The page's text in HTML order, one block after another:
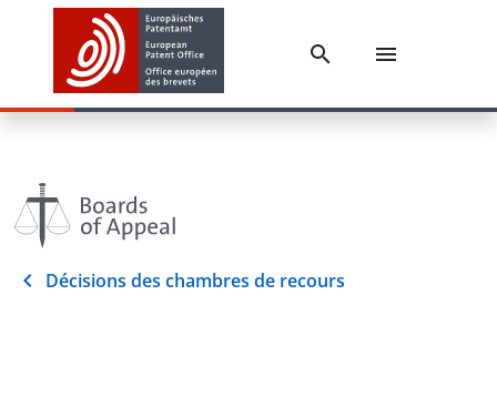
Décisions des chambres de recours